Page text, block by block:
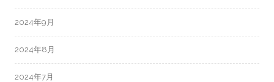
2024年9月
2024年8月
2024年7月